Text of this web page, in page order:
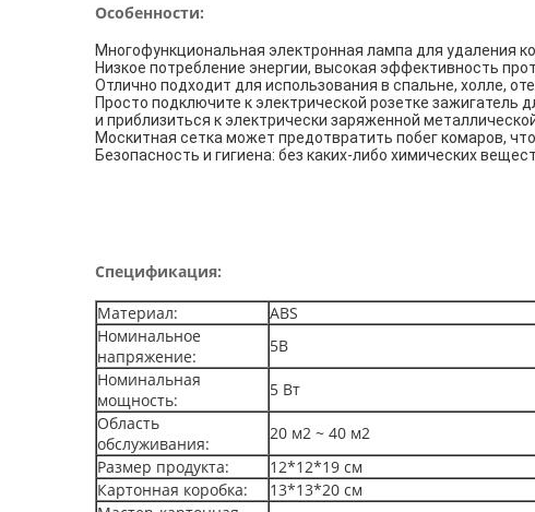
Особенности:
Многофункциональная электронная лампа для удаления
Низкое потребление энергии, высокая эффективность
Отлично подходит для использования в спальне, холле,
Просто подключите к электрической розетке
и приблизиться к электрически заряженной
Москитная сетка может предотвратить побег комаров,
Безопасность и гигиена: без каких-либо химических
Спецификация:
Материал:
ABS
Номинальное
напряжение:
5В
Номинальная
мощность:
5 Вт
Область
обслуживания:
20 м2 ~ 40 м2
Размер продукта:
12*12*19 см
Картонная коробка:
13*13*20 см